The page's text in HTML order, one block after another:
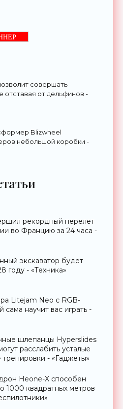
совершать
отставая от дельфинов -
Blizwheel
небольшой коробки -
рекордный перелет
во Францию за 24 часа -
экскаватор будет
году - «Техника»
Litejam Neo с RGB-
сама научит вас играть -
шлепанцы Hyperslides
расслабить усталые
тренировки - «Гаджеты»
Heone-X способен
1000 квадратных метров